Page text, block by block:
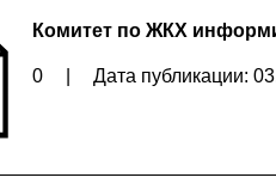
Комитет по ЖКХ
0 Дата публикации: